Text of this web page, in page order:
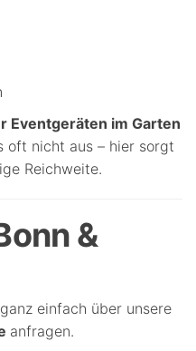
Eventgeräten im Garten
oft nicht aus – hier sorgt
Reichweite.
&
einfach über unsere
anfragen.